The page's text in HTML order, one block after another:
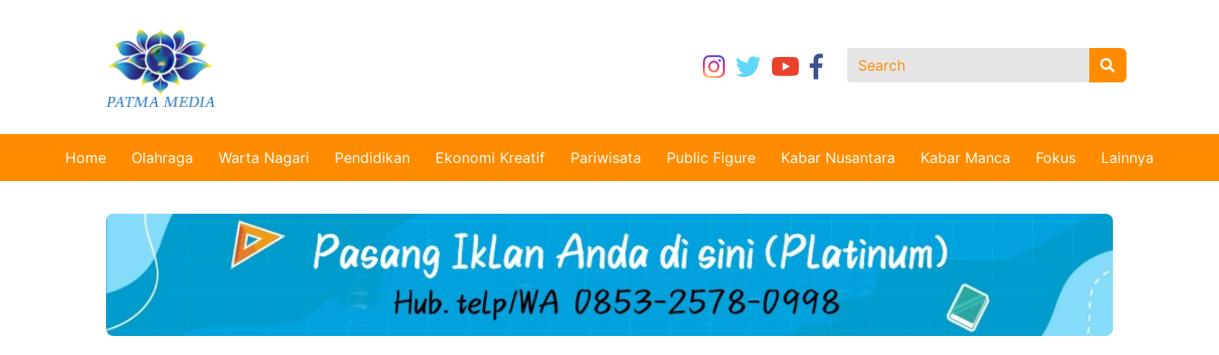
Home Olahraga Warta Nagari Pendidikan Ekonomi Kreatif Pariwisata Public Figure Kabar Nusantara Kabar Manca Fokus Lainnya